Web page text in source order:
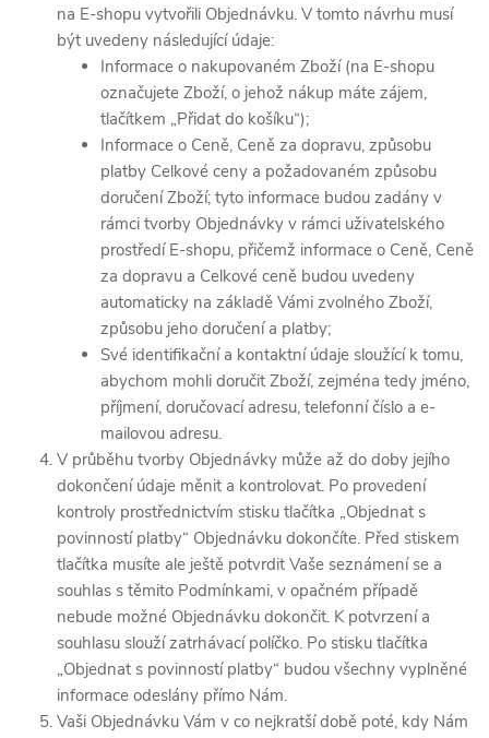
na E-shopu vytvořili Objednávku. V tomto návrhu musí
být uvedeny následující údaje:
Informace o nakupovaném Zboží (na E-shopu
označujete Zboží, o jehož nákup máte zájem,
tlačítkem „Přidat do košíku“);
Informace o Ceně, Ceně za dopravu, způsobu
platby Celkové ceny a požadovaném způsobu
doručení Zboží; tyto informace budou zadány v
rámci tvorby Objednávky v rámci uživatelského
prostředí E-shopu, přičemž informace o Ceně, Ceně
za dopravu a Celkové ceně budou uvedeny
automaticky na základě Vámi zvolného Zboží,
způsobu jeho doručení a platby;
Své identifikační a kontaktní údaje sloužící k tomu,
abychom mohli doručit Zboží, zejména tedy jméno,
příjmení, doručovací adresu, telefonní číslo a e-
mailovou adresu.
V průběhu tvorby Objednávky může až do doby jejího
dokončení údaje měnit a kontrolovat. Po provedení
kontroly prostřednictvím stisku tlačítka „Objednat s
povinností platby“ Objednávku dokončíte. Před stiskem
tlačítka musíte ale ještě potvrdit Vaše seznámení se a
souhlas s těmito Podmínkami, v opačném případě
nebude možné Objednávku dokončit. K potvrzení a
souhlasu slouží zatrhávací políčko. Po stisku tlačítka
„Objednat s povinností platby“ budou všechny vyplněné
informace odeslány přímo Nám.
Vaši Objednávku Vám v co nejkratší době poté, kdy Nám